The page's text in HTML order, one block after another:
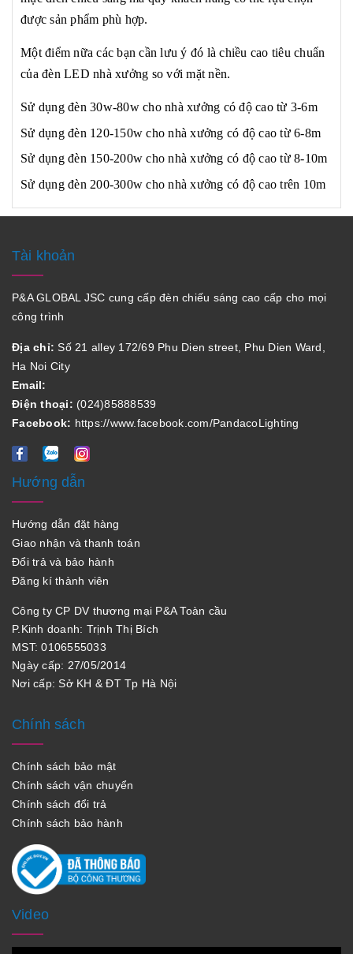
được sản phẩm phù hợp.
Một điểm nữa các bạn cần lưu ý đó là chiều cao tiêu chuẩn
của đèn LED nhà xưởng so với mặt nền.
Sử dụng đèn 30w-80w cho nhà xưởng có độ cao từ 3-6m
Sử dụng đèn 120-150w cho nhà xưởng có độ cao từ 6-8m
Sử dụng đèn 150-200w cho nhà xưởng có độ cao từ 8-10m
Sử dụng đèn 200-300w cho nhà xưởng có độ cao trên 10m
Tài khoản
P&A GLOBAL JSC cung cấp đèn chiếu sáng cao cấp cho mọi
công trình
Địa chỉ: Số 21 alley 172/69 Phu Dien street, Phu Dien Ward,
Ha Noi City
Email:
Điện thoại: (024)85888539
Facebook: https://www.facebook.com/PandacoLighting
Hướng dẫn
Hướng dẫn đặt hàng
Giao nhận và thanh toán
Đổi trả và bảo hành
Đăng kí thành viên
Công ty CP DV thương mại P&A Toàn cầu
P.Kinh doanh: Trịnh Thị Bích
MST: 0106555033
Ngày cấp: 27/05/2014
Nơi cấp: Sở KH & ĐT Tp Hà Nội
Chính sách
Chính sách bảo mật
Chính sách vận chuyển
Chính sách đổi trả
Chính sách bảo hành
Video